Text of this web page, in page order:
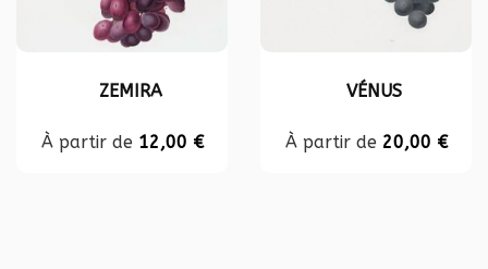
ZEMIRA
À partir de 12,00 €
VÉNUS
À partir de 20,00 €